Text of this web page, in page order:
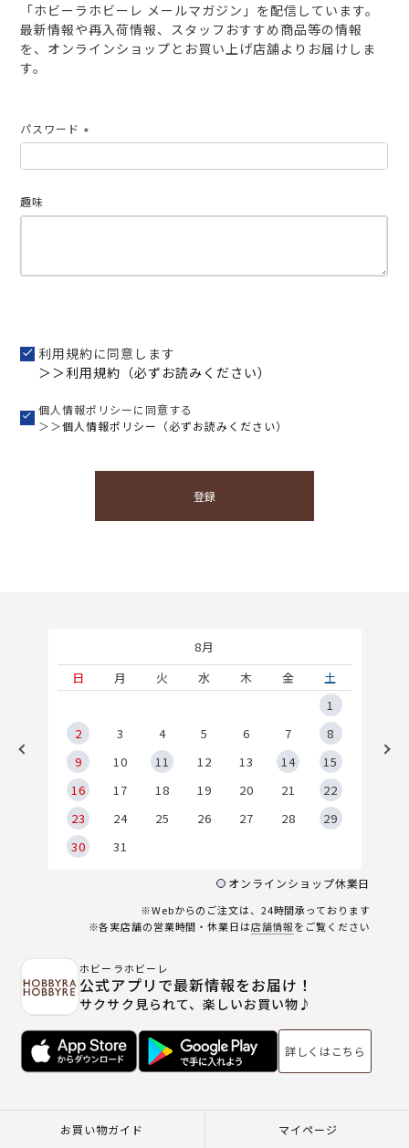
「ホビーラホビーレ メールマガジン」を配信しています。
最新情報や再入荷情報、スタッフおすすめ商品等の情報
を、オンラインショップとお買い上げ店舗よりお届けしま
す。
パスワード
須)
趣味
利用規約に同意します
＞＞利用規約（必ずお読みください）
個人情報ポリシーに同意する
＞＞個人情報ポリシー（必ずお読みください）
登録
8月
日
月 火 水 木 金
土
1
2
3 4 5 6 7
8
9
10 11 12 13 14
15
16
17 18 19 20 21
22
23
24 25 26 27 28
29
30
31
オンラインショップ休業日
※Webからのご注文は、24時間承っております
※各実店舗の営業時間・休業日は店舗情報をご覧ください
ホビーラホビーレ
公式アプリで最新情報をお届け！
サクサク見られて、楽しいお買い物♪
詳しくはこちら
お買い物ガイド マイページ